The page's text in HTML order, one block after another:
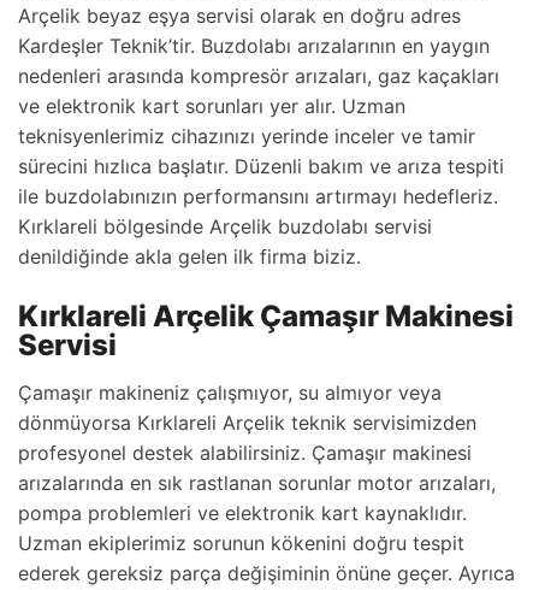
Arçelik beyaz eşya servisi olarak en doğru adres
Kardeşler Teknik’tir. Buzdolabı arızalarının en yaygın
nedenleri arasında kompresör arızaları, gaz kaçakları
ve elektronik kart sorunları yer alır. Uzman
teknisyenlerimiz cihazınızı yerinde inceler ve tamir
sürecini hızlıca başlatır. Düzenli bakım ve arıza tespiti
ile buzdolabınızın performansını artırmayı hedefleriz.
Kırklareli bölgesinde Arçelik buzdolabı servisi
denildiğinde akla gelen ilk firma biziz.
Kırklareli Arçelik Çamaşır Makinesi
Servisi
Çamaşır makineniz çalışmıyor, su almıyor veya
dönmüyorsa Kırklareli Arçelik teknik servisimizden
profesyonel destek alabilirsiniz. Çamaşır makinesi
arızalarında en sık rastlanan sorunlar motor arızaları,
pompa problemleri ve elektronik kart kaynaklıdır.
Uzman ekiplerimiz sorunun kökenini doğru tespit
ederek gereksiz parça değişiminin önüne geçer. Ayrıca